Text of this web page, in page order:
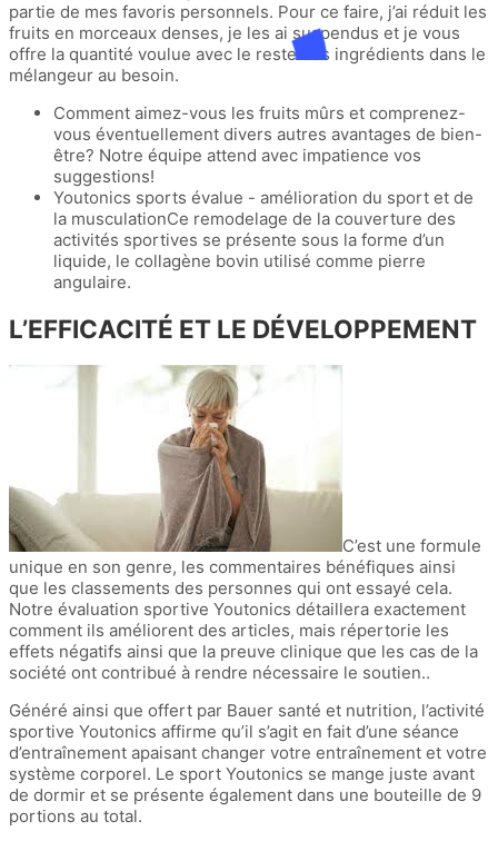
partie de mes favoris personnels. Pour ce faire, j’ai réduit les
fruits en morceaux denses, je les ai suspendus et je vous
offre la quantité voulue avec le reste des ingrédients dans le
mélangeur au besoin.
Comment aimez-vous les fruits mûrs et comprenez-
vous éventuellement divers autres avantages de bien-
être? Notre équipe attend avec impatience vos
suggestions!
Youtonics sports évalue - amélioration du sport et de
la musculationCe remodelage de la couverture des
activités sportives se présente sous la forme d’un
liquide, le collagène bovin utilisé comme pierre
angulaire.
L’EFFICACITÉ ET LE DÉVELOPPEMENT
C’est une formule
unique en son genre, les commentaires bénéfiques ainsi
que les classements des personnes qui ont essayé cela.
Notre évaluation sportive Youtonics détaillera exactement
comment ils améliorent des articles, mais répertorie les
effets négatifs ainsi que la preuve clinique que les cas de la
société ont contribué à rendre nécessaire le soutien..
Généré ainsi que offert par Bauer santé et nutrition, l’activité
sportive Youtonics affirme qu’il s’agit en fait d’une séance
d’entraînement apaisant changer votre entraînement et votre
système corporel. Le sport Youtonics se mange juste avant
de dormir et se présente également dans une bouteille de 9
portions au total.